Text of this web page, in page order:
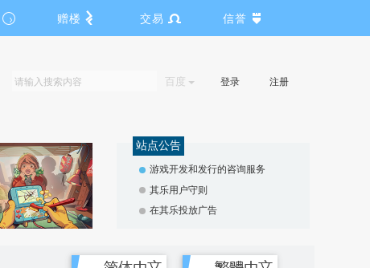
赠楼 交易 信誉
百度 登录 注册
站点公告
游戏开发和发行的咨询服务
其乐用户守则
在其乐投放广告